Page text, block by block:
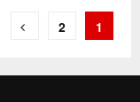
تعدد
1
2